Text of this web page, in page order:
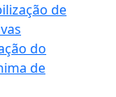
de
do
de